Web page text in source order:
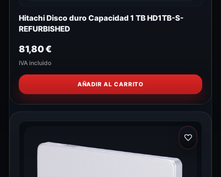
Hitachi Disco duro Capacidad 1 TB HD1TB-S-
REFURBISHED
81,80€
IVA incluido
AÑADIR AL CARRITO